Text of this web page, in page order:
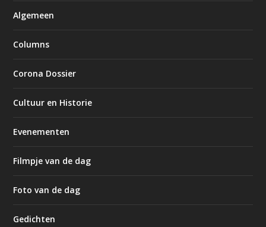
Algemeen
Columns
Corona Dossier
Cultuur en Historie
Evenementen
Filmpje van de dag
Foto van de dag
Gedichten